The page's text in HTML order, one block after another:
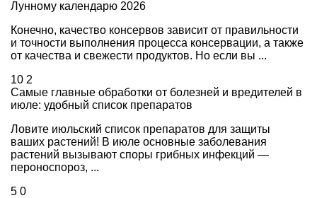
Лунному календарю 2026
Конечно, качество консервов зависит от правильности
и точности выполнения процесса консервации, а также
от качества и свежести продуктов. Но если вы ...
10 2
Самые главные обработки от болезней и вредителей в
июле: удобный список препаратов
Ловите июльский список препаратов для защиты
ваших растений! В июле основные заболевания
растений вызывают споры грибных инфекций —
пероноспороз, ...
5 0